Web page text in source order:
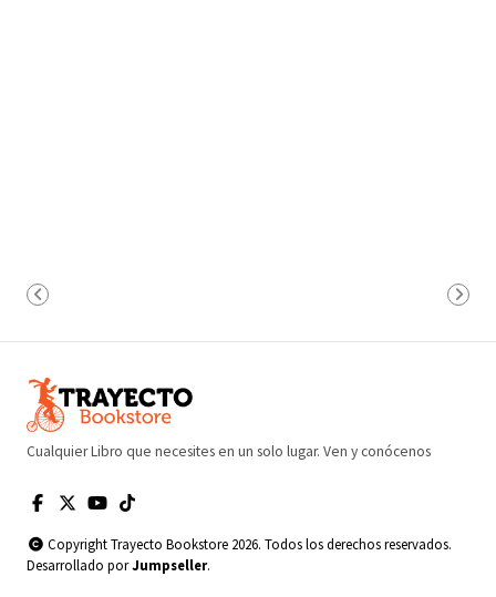
Cualquier Libro que necesites en un solo lugar. Ven y conócenos
Copyright Trayecto Bookstore 2026. Todos los derechos reservados.
Desarrollado porJumpseller.